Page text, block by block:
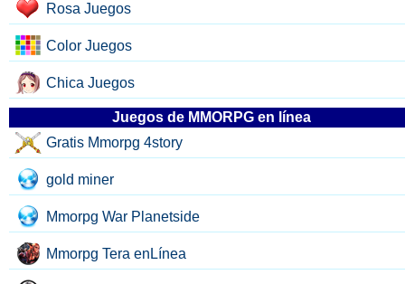
Rosa Juegos
Color Juegos
Chica Juegos
Juegos de MMORPG en línea
Gratis Mmorpg 4story
gold miner
Mmorpg War Planetside
Mmorpg Tera enLínea